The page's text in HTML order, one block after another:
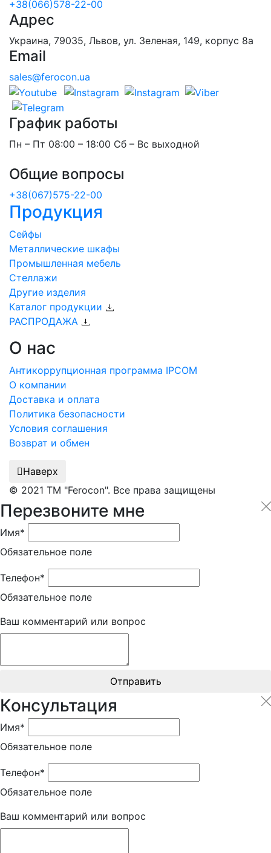
+38(066)578-22-00
Адрес
Украина, 79035, Львов, ул. Зеленая, 149, корпус 8а
Email
sales@ferocon.ua
График работы
Пн – Пт 08:00 – 18:00 Сб – Вс выходной
Общие вопросы
+38(067)575-22-00
Продукция
Сейфы
Металлические шкафы
Промышленная мебель
Стеллажи
Другие изделия
Каталог продукции
РАСПРОДАЖА
О нас
Антикоррупционная программа IPCOM
О компании
Доставка и оплата
Политика безопасности
Условия соглашения
Возврат и обмен
Наверх
© 2021 ТМ "Ferocon". Все права защищены
Перезвоните мне
Имя*
Обязательное поле
Телефон*
Обязательное поле
Ваш комментарий или вопрос
Отправить
Консультация
Имя*
Обязательное поле
Телефон*
Обязательное поле
Ваш комментарий или вопрос